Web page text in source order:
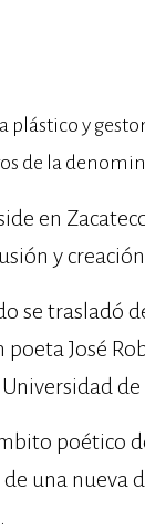
plástico y
de la
en
y
se trasladó
José
de
poético
una nueva